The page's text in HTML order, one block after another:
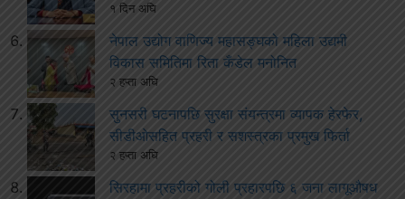
१ दिन अघि
नेपाल उद्योग वाणिज्य महासङ्घको महिला उद्यमी
विकास समितिमा रिता कँडेल मनोनित
२ हप्ता अघि
सुनसरी घटनापछि सुरक्षा संयन्त्रमा व्यापक हेरफेर,
सीडीओसहित प्रहरी र सशस्त्रका प्रमुख फिर्ता
२ हप्ता अघि
सिरहामा प्रहरीको गोली प्रहारपछि ६ जना लागूऔषध